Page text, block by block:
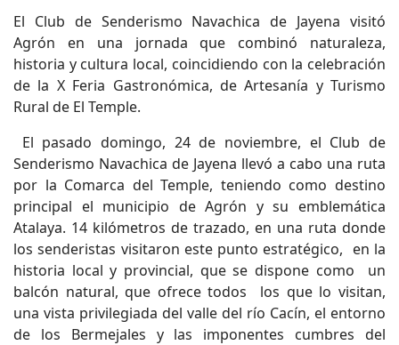
El Club de Senderismo Navachica de Jayena visitó
Agrón en una jornada que combinó naturaleza,
historia y cultura local, coincidiendo con la celebración
de la X Feria Gastronómica, de Artesanía y Turismo
Rural de El Temple.
El pasado domingo, 24 de noviembre, el Club de
Senderismo Navachica de Jayena llevó a cabo una ruta
por la Comarca del Temple, teniendo como destino
principal el municipio de Agrón y su emblemática
Atalaya. 14 kilómetros de trazado, en una ruta donde
los senderistas visitaron este punto estratégico, en la
historia local y provincial, que se dispone como un
balcón natural, que ofrece todos los que lo visitan,
una vista privilegiada del valle del río Cacín, el entorno
de los Bermejales y las imponentes cumbres del